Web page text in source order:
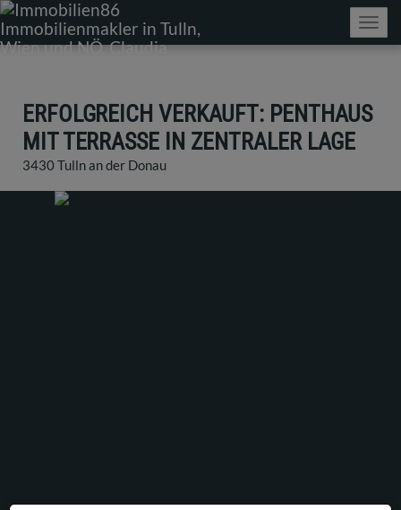
ERFOLGREICH VERKAUFT: PENTHAUS
MIT TERRASSE IN ZENTRALER LAGE
3430 Tulln an der Donau